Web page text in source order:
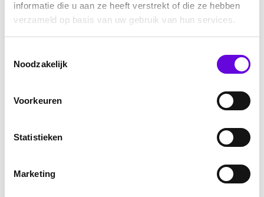
informatie die u aan ze heeft verstrekt of die ze hebben
verzameld op basis van uw gebruik van hun services.
Noodzakelijk
Voorkeuren
Statistieken
Marketing